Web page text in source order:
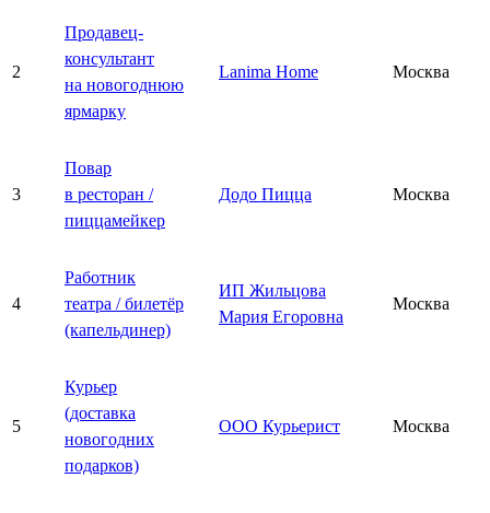
2
Продавец-
консультант
на новогоднюю
ярмарку
Lanima Home Москва
3
Повар
в ресторан /
пиццамейкер
Додо Пицца Москва
4
Работник
театра / билетёр
(капельдинер)
ИП Жильцова
Мария Егоровна
Москва
5
Курьер
(доставка
новогодних
подарков)
ООО Курьерист Москва